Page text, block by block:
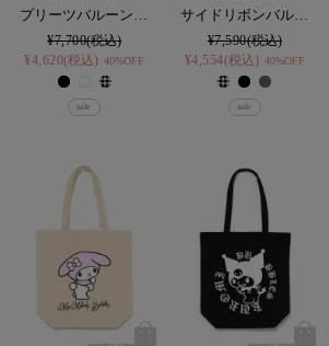
¥7,700
¥4,620 税込 40%OFF
sale
サイドリボンバルーンスカート
¥7,590
¥4,554 税込 40%OFF
sale